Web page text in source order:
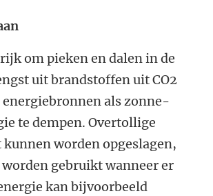
om pieken en dalen in de
uit brandstoffen uit CO2
energiebronnen als zonne-
te dempen. Overtollige
worden opgeslagen,
gebruikt wanneer er
kan bijvoorbeeld